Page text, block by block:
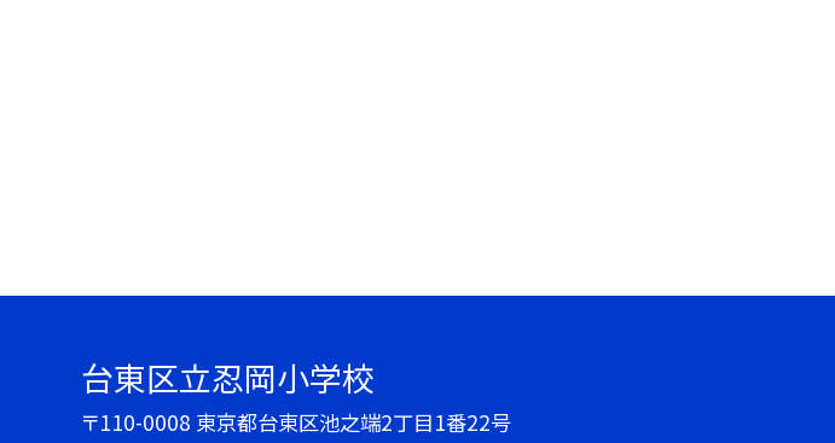
台東区立忍岡小学校
〒110-0008 東京都台東区池之端2丁目1番22号